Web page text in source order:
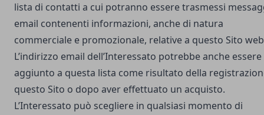
lista di contatti a cui potranno essere trasmessi
email contenenti informazioni, anche di natura
commerciale e promozionale, relative a questo Sito
L’indirizzo email dell’Interessato potrebbe anche essere
aggiunto a questa lista come risultato della
questo Sito o dopo aver effettuato un acquisto.
L’Interessato può scegliere in qualsiasi momento di